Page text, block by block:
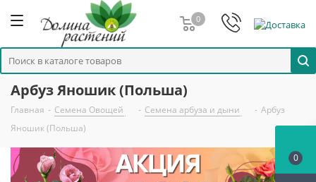
0
Арбуз Яношик (Польша)
Главная - Семена Овощей - Семена арбуза и дыни - Арбуз
Яношик (Польша)
0